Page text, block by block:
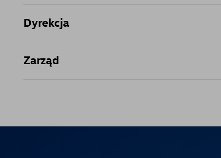
Dyrekcja
Zarząd